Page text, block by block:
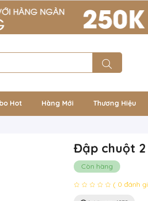
Hot Hàng Mới Thương Hiệu
Đập chuột 2
Còn hàng
( 0 đánh